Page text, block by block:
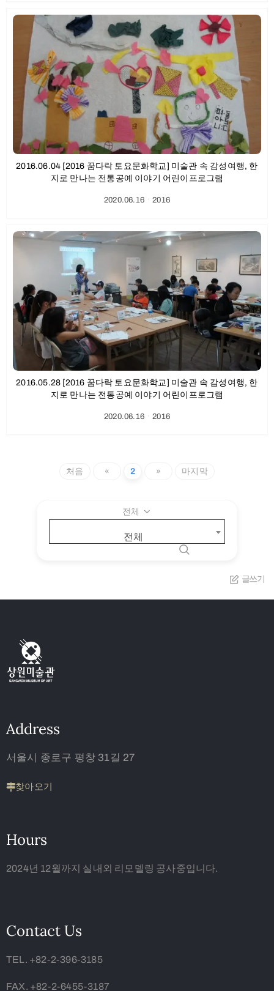
2016.06.04 [2016 꿈다락 토요문화학교] 미술관 속 감성여행, 한
지로 만나는 전통공예 이야기 어린이프로그램
2020.06.16ㆍ2016
2016.05.28 [2016 꿈다락 토요문화학교] 미술관 속 감성여행, 한
지로 만나는 전통공예 이야기 어린이프로그램
2020.06.16ㆍ2016
처음 « 2 » 마지막
전체
전체
글쓰기
Address
서울시 종로구 평창 31길 27
찾아오기
Hours
2024년 12월까지 실내외 리모델링 공사중입니다.
Contact Us
TEL. +82-2-396-3185
FAX. +82-2-6455-3187